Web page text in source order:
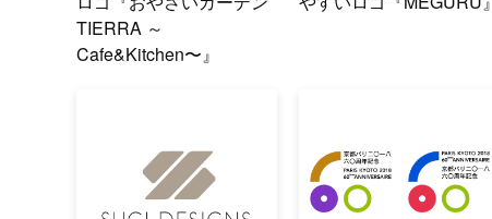
TIERRA ～
Cafe&Kitchen〜』